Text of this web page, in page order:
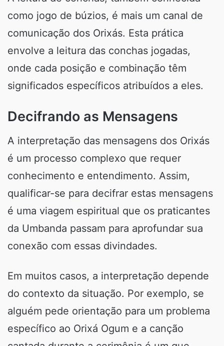
como jogo de búzios, é mais um canal de
comunicação dos Orixás. Esta prática
envolve a leitura das conchas jogadas,
onde cada posição e combinação têm
significados específicos atribuídos a eles.
Decifrando as Mensagens
A interpretação das mensagens dos Orixás
é um processo complexo que requer
conhecimento e entendimento. Assim,
qualificar-se para decifrar estas mensagens
é uma viagem espiritual que os praticantes
da Umbanda passam para aprofundar sua
conexão com essas divindades.
Em muitos casos, a interpretação depende
do contexto da situação. Por exemplo, se
alguém pede orientação para um problema
específico ao Orixá Ogum e a canção